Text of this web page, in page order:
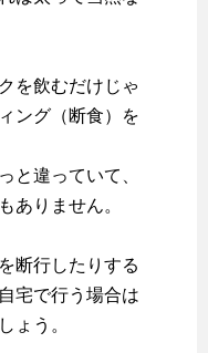
を飲むだけじゃ
ング（断食）を
と違っていて、
ありません。
断行したりする
宅で行う場合は
ょう。